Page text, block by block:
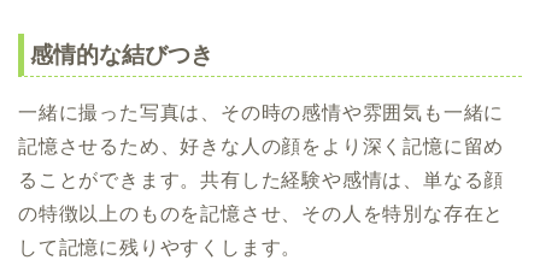
感情的な結びつき
一緒に撮った写真は、その時の感情や雰囲気も一緒に
記憶させるため、好きな人の顔をより深く記憶に留め
ることができます。共有した経験や感情は、単なる顔
の特徴以上のものを記憶させ、その人を特別な存在と
して記憶に残りやすくします。